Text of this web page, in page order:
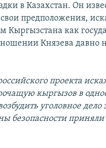
в Казахстан. Он
предположения,
как
Князева давно
проекта
кыргызов в
уголовное дело
безопасности приняли